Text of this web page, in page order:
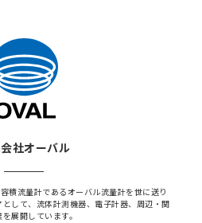
社オーバル
積流量計であるオーバル流量計を世に送り
して、流体計測機器、電子計器、周辺・関
展開しています。